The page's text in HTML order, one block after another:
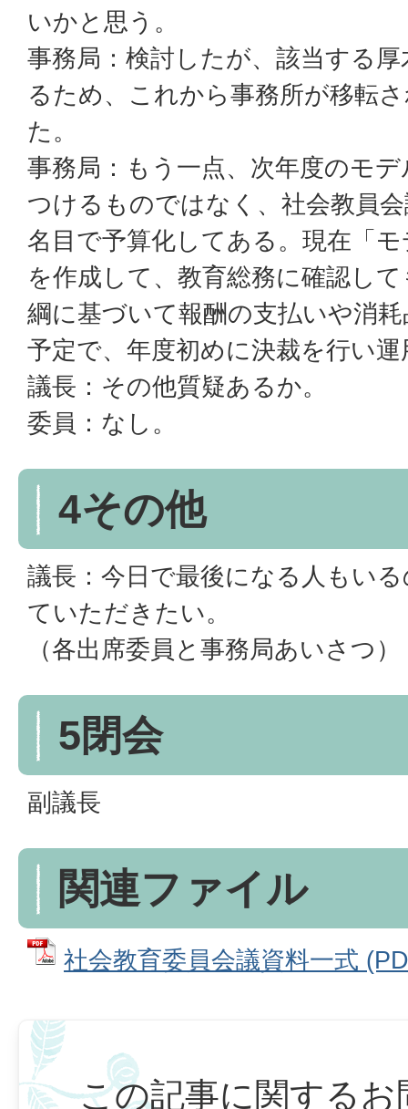
いかと思う。
事務局：検討したが、該当する
るため、これから事務所が移転
た。
事務局：もう一点、次年度のモ
つけるものではなく、社会教員
名目で予算化してある。現在「
を作成して、教育総務に確認し
綱に基づいて報酬の支払いや消
予定で、年度初めに決裁を行い
議長：その他質疑あるか。
委員：なし。
4その他
議長：今日で最後になる人もい
ていただきたい。
（各出席委員と事務局あいさつ）
5閉会
副議長
関連ファイル
社会教育委員会議資料一式
この記事に関するお